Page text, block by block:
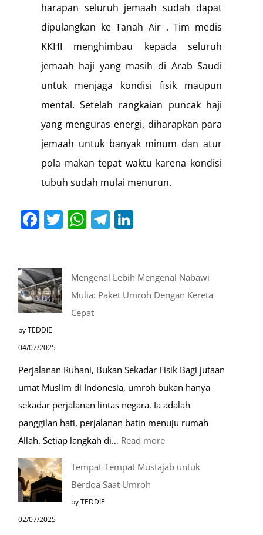
harapan seluruh jemaah sudah dapat
dipulangkan ke Tanah Air . Tim medis
KKHI menghimbau kepada seluruh
jemaah haji yang masih di Arab Saudi
untuk menjaga kondisi fisik maupun
mental. Setelah rangkaian puncak haji
yang menguras energi, diharapkan para
jemaah untuk banyak minum dan atur
pola makan tepat waktu karena kondisi
tubuh sudah mulai menurun.
Facebook
Twitter
WhatsApp
Telegram
Mengenal Lebih Mengenal Nabawi
Mulia: Paket Umroh Dengan Kereta
Cepat
by TEDDIE
04/07/2025
Perjalanan Ruhani, Bukan Sekadar Fisik Bagi jutaan
umat Muslim di Indonesia, umroh bukan hanya
sekadar perjalanan lintas negara. Ia adalah
panggilan hati, perjalanan batin menuju rumah
Allah. Setiap langkah di… Read more:
Tempat-Tempat Mustajab untuk
Berdoa Saat Umroh
by TEDDIE
02/07/2025